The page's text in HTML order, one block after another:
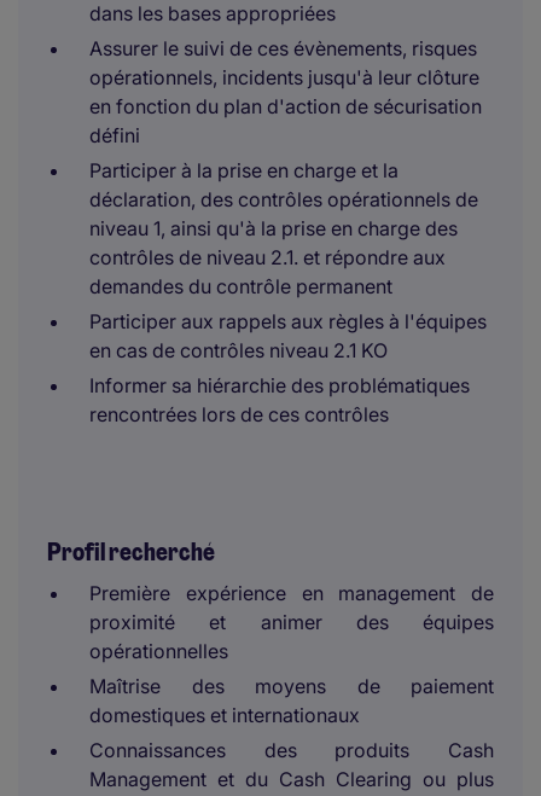
dans les bases appropriées
Assurer le suivi de ces évènements, risques
opérationnels, incidents jusqu'à leur clôture
en fonction du plan d'action de sécurisation
défini
Participer à la prise en charge et la
déclaration, des contrôles opérationnels de
niveau 1, ainsi qu'à la prise en charge des
contrôles de niveau 2.1. et répondre aux
demandes du contrôle permanent
Participer aux rappels aux règles à l'équipes
en cas de contrôles niveau 2.1 KO
Informer sa hiérarchie des problématiques
rencontrées lors de ces contrôles
Profil recherché
Première expérience en management de
proximité et animer des équipes
opérationnelles
Maîtrise des moyens de paiement
domestiques et internationaux
Connaissances des produits Cash
Management et du Cash Clearing ou plus